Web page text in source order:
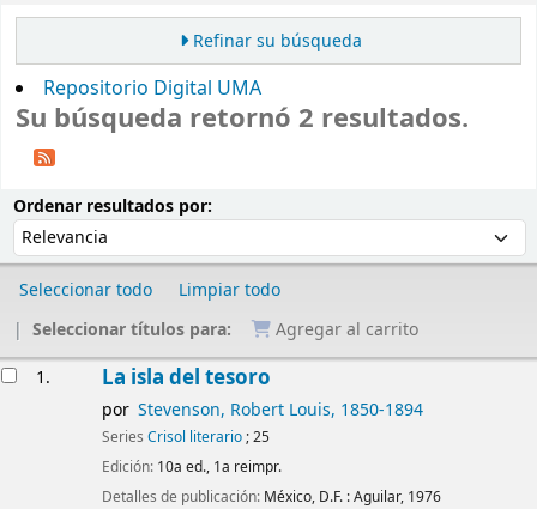
Refinar su búsqueda
Repositorio Digital UMA
Su búsqueda retornó 2 resultados.
Ordenar resultados por:
Seleccionar todo
Limpiar todo
Seleccionar títulos para:
Agregar al carrito
1. La isla del tesoro
por Stevenson, Robert Louis, 1850-1894
Series Crisol literario; 25
Edición: 10a ed., 1a reimpr.
Detalles de publicación: México, D.F. :Aguilar, 1976